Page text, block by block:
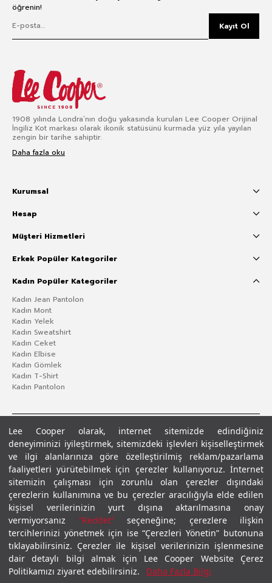
Lee Cooper olarak, internet sitemizde edindiğiniz
deneyiminizi iyileştirmek, sitemizdeki işlevleri kişiselleştirmek
ve ilgi alanlarınıza göre özelleştirilmiş reklam/pazarlama
faaliyetleri yürütebilmek için çerezler kullanıyoruz. İnternet
sitemizin çalışması için zorunlu olan çerezler dışındaki
çerezlerin kullanımına ve bu çerezler aracılığıyla elde edilen
kişisel verilerinizin yurt dışına aktarılmasına onay
vermiyorsanız “Reddet”seçeneğine; çerezlere ilişkin
tercihlerinizi yönetmek için ise “Çerezleri Yönetin” butonuna
tıklayabilirsiniz. Çerezler ile kişisel verilerinizin işlenmesine
dair detaylı bilgi almak için Lee Cooper Website Çerez
Politikamızı ziyaret edebilirsiniz.
Daha Fazla Bilgi
öğrenin!
Kayıt Ol
1908 yılında Londra’nın doğu yakasında kurulan Lee Cooper Orijinal
İngiliz Kot markası olarak ikonik statüsünü kurmada yüz yıla yayılan
zengin bir tarihe sahiptir.
Daha fazla oku
Kurumsal
Hesap
Müşteri Hizmetleri
Erkek Popüler Kategoriler
Kadın Popüler Kategoriler
Kadın Jean Pantolon
Kadın Mont
Kadın Yelek
Kadın Sweatshirt
Kadın Ceket
Kadın Elbise
Kadın Gömlek
Kadın T-Shirt
Kadın Pantolon
Gizlilik PolitikasıÇerez Politikası KVKK Aydınlatma MetniŞartlar ve Koşullar
© 2026 Leecooper - Tüm Hakları Saklıdır.